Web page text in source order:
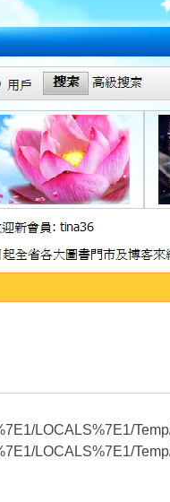
LOCALS%7E1/
LOCALS%7E1/